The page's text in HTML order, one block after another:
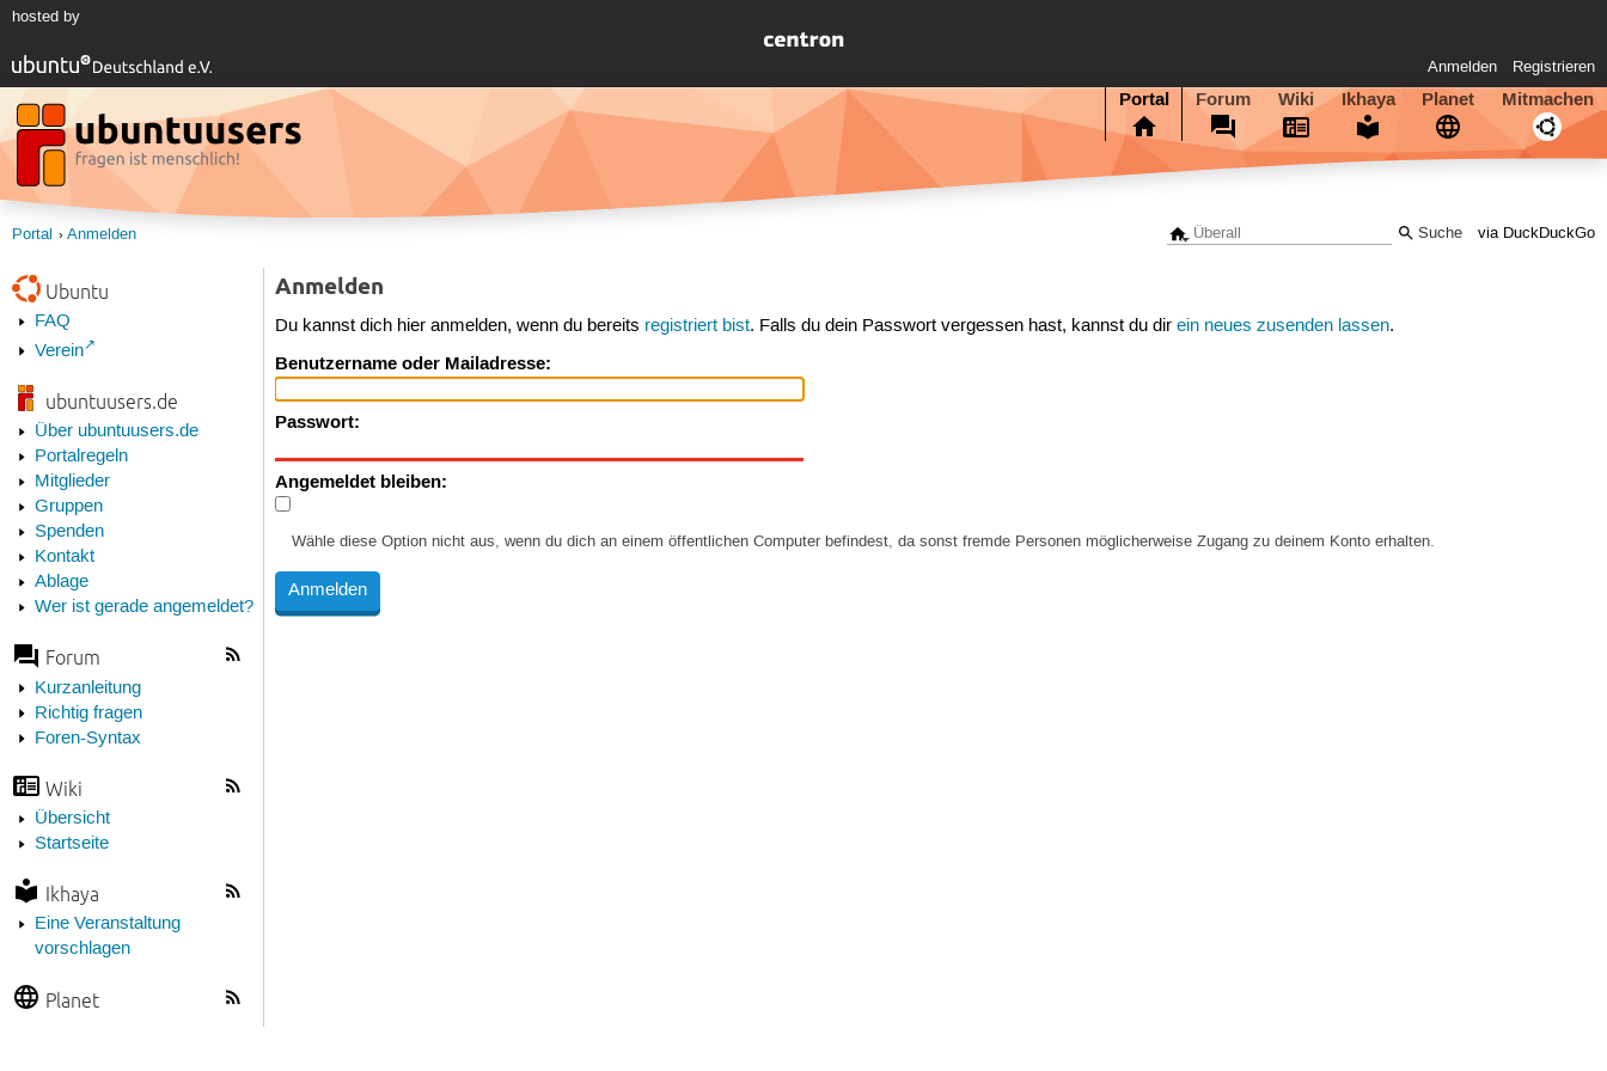
hosted by
Anmelden Registrieren
Portal Forum Wiki Ikhaya Planet Mitmachen
via DuckDuckGo
Portal Anmelden
Ubuntu
FAQ
Verein
ubuntuusers.de
Über ubuntuusers.de
Portalregeln
Mitglieder
Gruppen
Spenden
Kontakt
Ablage
Wer ist gerade angemeldet?
Forum
Kurzanleitung
Richtig fragen
Foren-Syntax
Wiki
Übersicht
Startseite
Ikhaya
Eine Veranstaltung
vorschlagen
Planet
Anmelden
Du kannst dich hier anmelden, wenn du bereits registriert bist. Falls du dein Passwort vergessen hast, kannst du direin neues zusenden lassen.
Benutzername oder Mailadresse:
Passwort:
Angemeldet bleiben:
Wähle diese Option nicht aus, wenn du dich an einem öffentlichen Computer befindest, da sonst fremde Personen möglicherweise Zugang zu deinem Konto erhalten.